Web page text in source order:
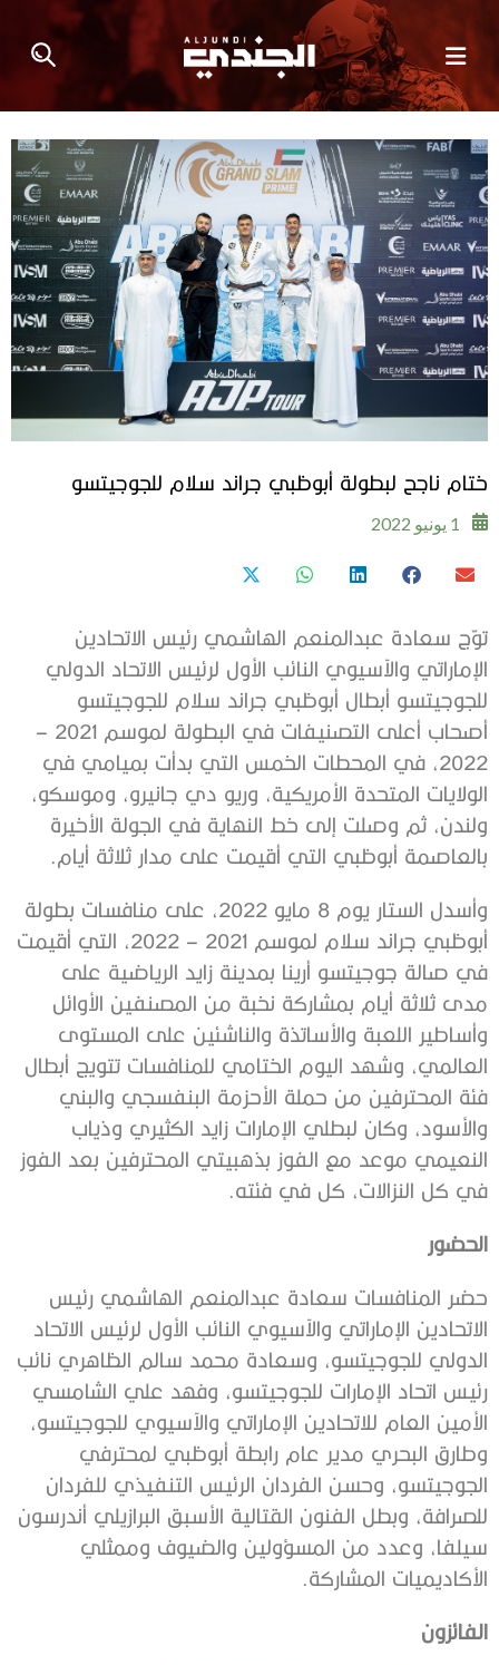
ختام ناجح لبطولة أبوظبي جراند سلام للجوجيتسو
1 يونيو 2022
توّج سعادة عبدالمنعم الهاشمي رئيس الاتحادين
الإماراتي والآسيوي النائب الأول لرئيس الاتحاد الدولي
للجوجيتسو أبطال أبوظبي جراند سلام للجوجيتسو
أصحاب أعلى التصنيفات في البطولة لموسم 2021 –
2022، في المحطات الخمس التي بدأت بميامي في
الولايات المتحدة الأمريكية، وريو دي جانيرو، وموسكو،
ولندن، ثم وصلت إلى خط النهاية في الجولة الأخيرة
بالعاصمة أبوظبي التي أقيمت على مدار ثلاثة أيام.
وأسدل الستار يوم 8 مايو 2022، على منافسات بطولة
أبوظبي جراند سلام لموسم 2021 – 2022، التي أقيمت
في صالة جوجيتسو أرينا بمدينة زايد الرياضية على
مدى ثلاثة أيام بمشاركة نخبة من المصنفين الأوائل
وأساطير اللعبة والأساتذة والناشئين على المستوى
العالمي، وشهد اليوم الختامي للمنافسات تتويج أبطال
فئة المحترفين من حملة الأحزمة البنفسجي والبني
والأسود، وكان لبطلي الإمارات زايد الكثيري وذياب
النعيمي موعد مع الفوز بذهبيتي المحترفين بعد الفوز
في كل النزالات، كل في فئته.
الحضور
حضر المنافسات سعادة عبدالمنعم الهاشمي رئيس
الاتحادين الإماراتي والآسيوي النائب الأول لرئيس الاتحاد
الدولي للجوجيتسو، وسعادة محمد سالم الظاهري نائب
رئيس اتحاد الإمارات للجوجيتسو، وفهد علي الشامسي
الأمين العام للاتحادين الإماراتي والآسيوي للجوجيتسو،
وطارق البحري مدير عام رابطة أبوظبي لمحترفي
الجوجيتسو، وحسن الفردان الرئيس التنفيذي للفردان
للصرافة، وبطل الفنون القتالية الأسبق البرازيلي أندرسون
سيلفا، وعدد من المسؤولين والضيوف وممثلي
الأكاديميات المشاركة.
الفائزون